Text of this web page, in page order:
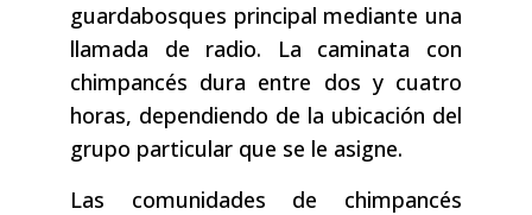
guardabosques principal mediante una
llamada de radio. La caminata con
chimpancés dura entre dos y cuatro
horas, dependiendo de la ubicación del
grupo particular que se le asigne.
Las comunidades de chimpancés